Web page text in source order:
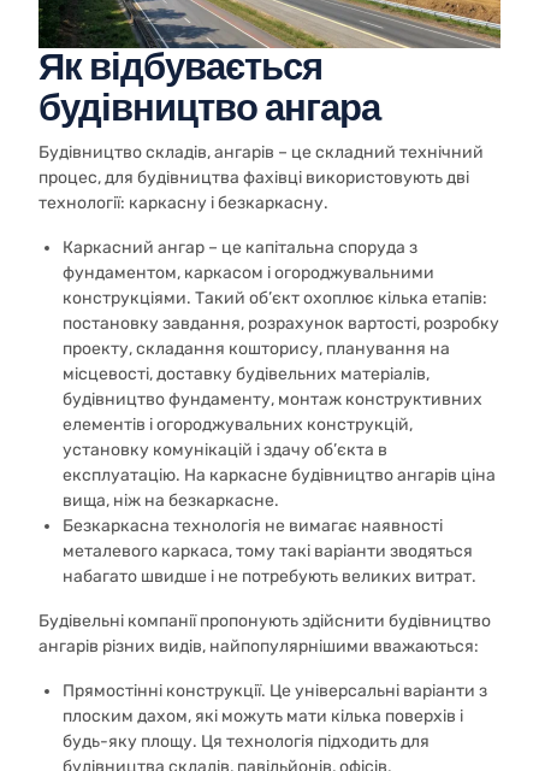
Як відбувається
будівництво ангара
Будівництво складів, ангарів – це складний технічний
процес, для будівництва фахівці використовують дві
технології: каркасну і безкаркасну.
Каркасний ангар – це капітальна споруда з
фундаментом, каркасом і огороджувальними
конструкціями. Такий об’єкт охоплює кілька етапів:
постановку завдання, розрахунок вартості, розробку
проекту, складання кошторису, планування на
місцевості, доставку будівельних матеріалів,
будівництво фундаменту, монтаж конструктивних
елементів і огороджувальних конструкцій,
установку комунікацій і здачу об’єкта в
експлуатацію. На каркасне будівництво ангарів ціна
вища, ніж на безкаркасне.
Безкаркасна технологія не вимагає наявності
металевого каркаса, тому такі варіанти зводяться
набагато швидше і не потребують великих витрат.
Будівельні компанії пропонують здійснити будівництво
ангарів різних видів, найпопулярнішими вважаються:
Прямостінні конструкції. Це універсальні варіанти з
плоским дахом, які можуть мати кілька поверхів і
будь-яку площу. Ця технологія підходить для
будівництва складів, павільйонів, офісів,